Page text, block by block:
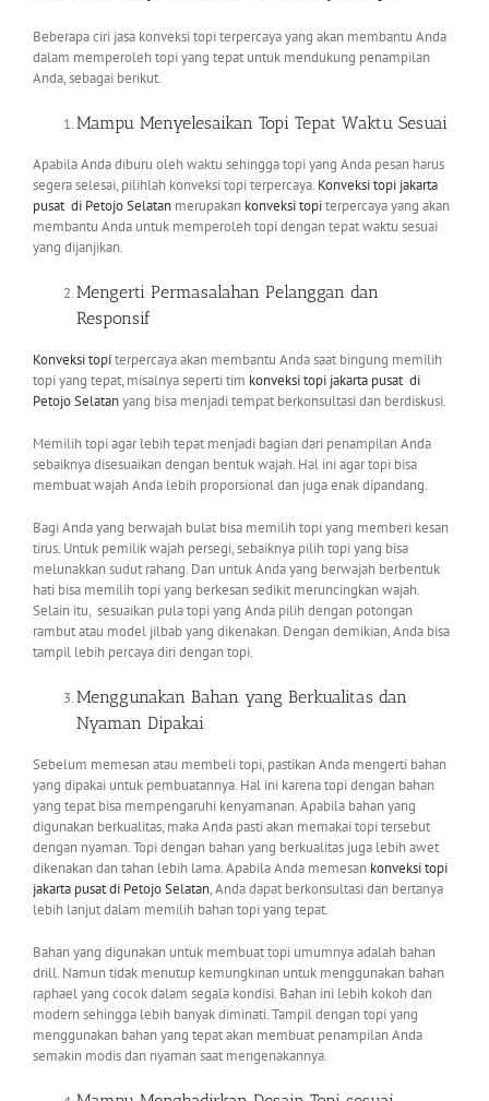
Beberapa ciri jasa konveksi topi terpercaya yang akan membantu Anda
dalam memperoleh topi yang tepat untuk mendukung penampilan
Anda, sebagai berikut.
Mampu Menyelesaikan Topi Tepat Waktu Sesuai
Apabila Anda diburu oleh waktu sehingga topi yang Anda pesan harus
segera selesai, pilihlah konveksi topi terpercaya. Konveksi topi jakarta
pusat di Petojo Selatan merupakan konveksi topiterpercaya yang akan
membantu Anda untuk memperoleh topi dengan tepat waktu sesuai
yang dijanjikan.
Mengerti Permasalahan Pelanggan dan
Responsif
Konveksi topiterpercaya akan membantu Anda saat bingung memilih
topi yang tepat, misalnya seperti tim konveksi topi jakarta pusat di
Petojo Selatanyang bisa menjadi tempat berkonsultasi dan berdiskusi.
Memilih topi agar lebih tepat menjadi bagian dari penampilan Anda
sebaiknya disesuaikan dengan bentuk wajah. Hal ini agar topi bisa
membuat wajah Anda lebih proporsional dan juga enak dipandang.
Bagi Anda yang berwajah bulat bisa memilih topi yang memberi kesan
tirus. Untuk pemilik wajah persegi, sebaiknya pilih topi yang bisa
melunakkan sudut rahang. Dan untuk Anda yang berwajah berbentuk
hati bisa memilih topi yang berkesan sedikit meruncingkan wajah.
Selain itu, sesuaikan pula topi yang Anda pilih dengan potongan
rambut atau model jilbab yang dikenakan. Dengan demikian, Anda bisa
tampil lebih percaya diri dengan topi.
Menggunakan Bahan yang Berkualitas dan
Nyaman Dipakai
Sebelum memesan atau membeli topi, pastikan Anda mengerti bahan
yang dipakai untuk pembuatannya. Hal ini karena topi dengan bahan
yang tepat bisa mempengaruhi kenyamanan. Apabila bahan yang
digunakan berkualitas, maka Anda pasti akan memakai topi tersebut
dengan nyaman. Topi dengan bahan yang berkualitas juga lebih awet
dikenakan dan tahan lebih lama. Apabila Anda memesan konveksi topi
jakarta pusatdi Petojo Selatan, Anda dapat berkonsultasi dan bertanya
lebih lanjut dalam memilih bahan topi yang tepat.
Bahan yang digunakan untuk membuat topi umumnya adalah bahan
drill. Namun tidak menutup kemungkinan untuk menggunakan bahan
raphael yang cocok dalam segala kondisi. Bahan ini lebih kokoh dan
modern sehingga lebih banyak diminati. Tampil dengan topi yang
menggunakan bahan yang tepat akan membuat penampilan Anda
semakin modis dan nyaman saat mengenakannya.